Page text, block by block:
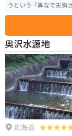
うという「鼻なで天狗
らしいシマリスがいる
奥沢水源地
北海道